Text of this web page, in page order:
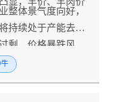
整体景气度向好，
持续处于产能去化
剩、价格暴跌风
牛